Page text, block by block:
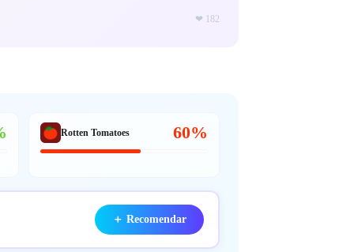
❤ 182
Rotten Tomatoes 60%
＋ Recomendar